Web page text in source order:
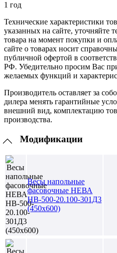
1 год
Технические характеристики
указанных на сайте, уточняйте
товара на момент покупки и
сайте о товарах носит
публичной офертой в
РФ. Убедительно просим Вас
желаемых функций и
Производитель оставляет за
дилера менять гарантийные
внешний вид, комплектацию
производства.
Модификации
Весы напольные
фасовочные НЕВА
НВ-500-20.100-301Д3
(450х600)